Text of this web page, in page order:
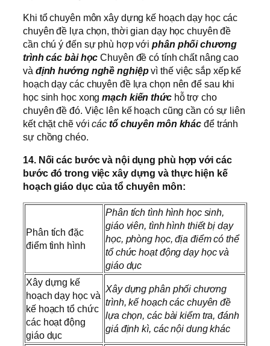
Khi tổ chuyên môn xây dựng kế hoạch dạy học các
chuyên đề lựa chọn, thời gian dạy học chuyên đề
cần chú ý đến sự phù hợp vớiphân phối chương
trình các bài học Chuyên đề có tính chất nâng cao
và định hướng nghề nghiệpvì thế việc sắp xếp kế
hoạch dạy các chuyên đề lựa chọn nên để sau khi
học sinh học xongmạch kiến thứchỗ trợ cho
chuyên đề đó. Việc lên kế hoạch cũng cần có sự liên
kết chặt chẽ vớicác tổ chuyên môn khác để tránh
sự chồng chéo.
14. Nối các bước và nội dụng phù hợp với các
bước đó trong việc xây dựng và thực hiện kế
hoạch giáo dục của tổ chuyên môn:
Phân tích đặc
điểm tình hình
Phân tích tình hình học sinh,
giáo viên, tình hình thiết bị dạy
học, phòng học, địa điểm có thể
tổ chức hoạt động dạy học và
giáo dục
Xây dựng kế
hoạch dạy học và
kế hoạch tổ chức
các hoạt động
giáo dục
Xây dựng phân phối chương
trình, kế hoạch các chuyên đề
lựa chọn, các bài kiểm tra, đánh
giá định kì, các nội dung khác